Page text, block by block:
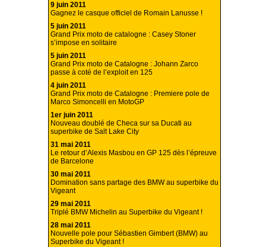
9 juin 2011
Gagnez le casque officiel de Romain Lanusse !
5 juin 2011
Grand Prix moto de catalogne : Casey Stoner
s’impose en solitaire
5 juin 2011
Grand Prix moto de Catalogne : Johann Zarco
passe à coté de l’exploit en 125
4 juin 2011
Grand Prix moto de Catalogne : Premiere pole de
Marco Simoncelli en MotoGP
1er juin 2011
Nouveau doublé de Checa sur sa Ducati au
superbike de Salt Lake City
31 mai 2011
Le retour d’Alexis Masbou en GP 125 dès l’épreuve
de Barcelone
30 mai 2011
Domination sans partage des BMW au superbike du
Vigeant
29 mai 2011
Triplé BMW Michelin au Superbike du Vigeant !
28 mai 2011
Nouvelle pole pour Sébastien Gimbert (BMW) au
Superbike du Vigeant !